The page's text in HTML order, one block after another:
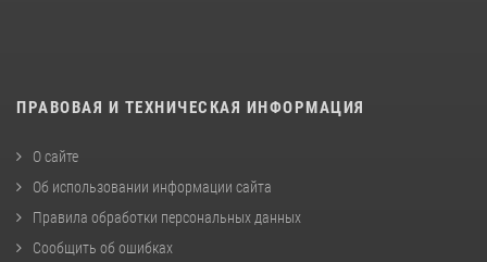
ПРАВОВАЯ И ТЕХНИЧЕСКАЯ ИНФОРМАЦИЯ
О сайте
Об использовании информации сайта
Правила обработки персональных данных
Сообщить об ошибках